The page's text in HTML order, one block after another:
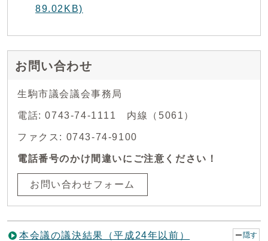
89.02KB)
お問い合わせ
生駒市議会議会事務局
電話: 0743-74-1111 内線（5061）
ファクス: 0743-74-9100
電話番号のかけ間違いにご注意ください！
お問い合わせフォーム
本会議の議決結果（平成24年以前） 隠す